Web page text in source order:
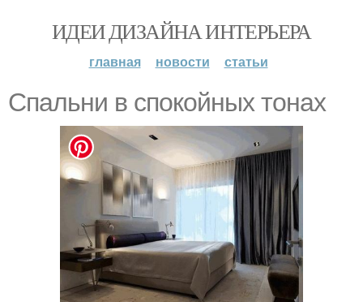
ИДЕИ ДИЗАЙНА ИНТЕРЬЕРА
главная новости статьи
Спальни в спокойных тонах